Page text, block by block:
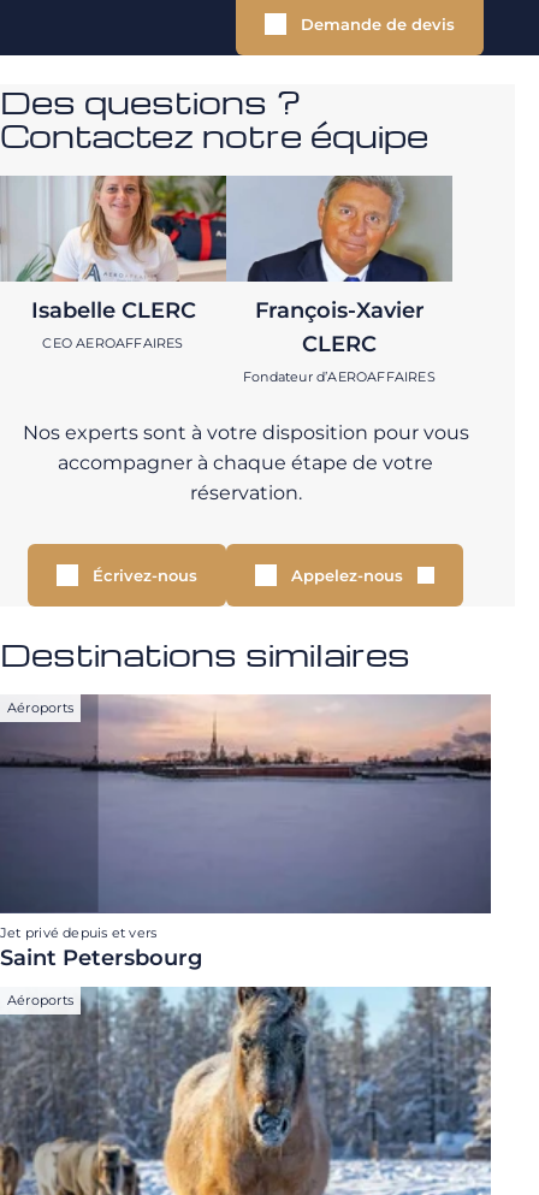
Demande de devis
Des questions ?
Contactez notre équipe
Isabelle CLERC
CEO AEROAFFAIRES
François-Xavier
CLERC
Fondateur d’AEROAFFAIRES
Nos experts sont à votre disposition pour vous
accompagner à chaque étape de votre
réservation.
Écrivez-nous Appelez-nous
Destinations similaires
Aéroports
Jet privé depuis et vers
Saint Petersbourg
Aéroports